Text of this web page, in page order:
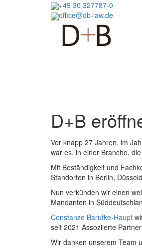
+49 30 327787-0
office@db-law.de
D+B
Vor knapp 27 Jahren, im
war es, in einer Branche,
Mit Beständigkeit und
Standorten in Berlin,
Nun verkünden wir einen
Mandanten in
Constanze Barufke-Haupt
seit 2021 Assoziierte
Wir danken unserem Team